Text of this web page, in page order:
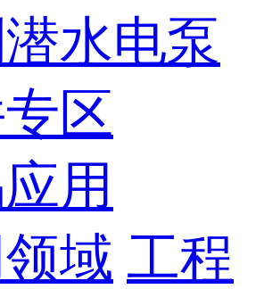
水电泵
区
用
域 工程